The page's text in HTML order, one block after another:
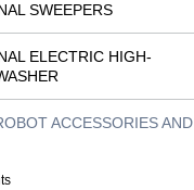
SWEEPERS
ELECTRIC HIGH-
ACCESSORIES AND